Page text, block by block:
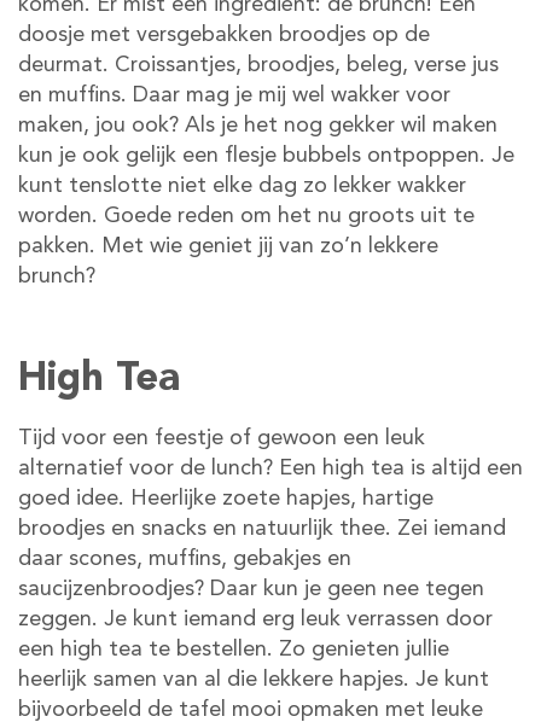
komen. Er mist één ingrediënt: de brunch! Een
doosje met versgebakken broodjes op de
deurmat. Croissantjes, broodjes, beleg, verse jus
en muffins. Daar mag je mij wel wakker voor
maken, jou ook? Als je het nog gekker wil maken
kun je ook gelijk een flesje bubbels ontpoppen. Je
kunt tenslotte niet elke dag zo lekker wakker
worden. Goede reden om het nu groots uit te
pakken. Met wie geniet jij van zo’n lekkere
brunch?
High Tea
Tijd voor een feestje of gewoon een leuk
alternatief voor de lunch? Een high tea is altijd een
goed idee. Heerlijke zoete hapjes, hartige
broodjes en snacks en natuurlijk thee. Zei iemand
daar scones, muffins, gebakjes en
saucijzenbroodjes? Daar kun je geen nee tegen
zeggen. Je kunt iemand erg leuk verrassen door
een high tea te bestellen. Zo genieten jullie
heerlijk samen van al die lekkere hapjes. Je kunt
bijvoorbeeld de tafel mooi opmaken met leuke